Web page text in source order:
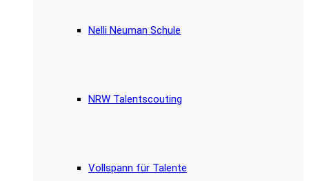
Nelli Neuman Schule
NRW Talentscouting
Vollspann für Talente